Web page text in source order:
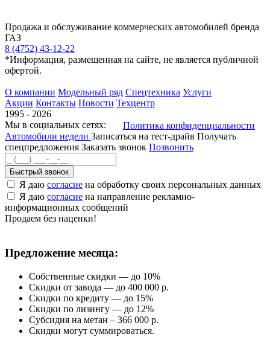
Продажа и обслуживание коммерческих автомобилей бренда
ГАЗ
8 (4752) 43-12-22
*Информация, размещенная на сайте, не является публичной
офертой.
О компании Модельный ряд Спецтехника Услуги
Акции Контакты Новости Техцентр
1995 - 2026
Мы в социальных сетях:
Политика конфиденциальности
Автомобили недели Записаться на тест-драйв Получать
спецпредложения Заказать звонок Позвонить
Быстрый звонок
Я даю согласие на обработку своих персональных данных
Я даю согласие на направление рекламно-
информационных сообщений
Продаем без наценки!
Предложение месяца:
Собственные скидки — до 10%
Скидки от завода — до 400 000 р.
Скидки по кредиту — до 15%
Скидки по лизингу — до 12%
Субсидия на метан – 366 000 р.
Скидки могут суммироваться.